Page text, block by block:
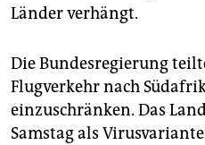
Länder verhängt.
Die Bundesregierung
Flugverkehr nach
einzuschränken. Das
Samstag als